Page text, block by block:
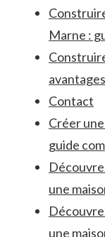
Marne :
Contact
Créer
guide
une
une